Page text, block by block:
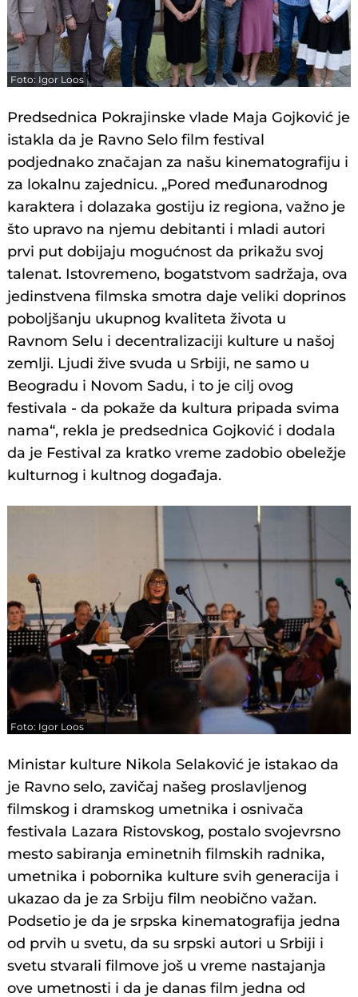
Foto: Igor Loos
Predsednica Pokrajinske vlade Maja Gojković je
istakla da je Ravno Selo film festival
podjednako značajan za našu kinematografiju i
za lokalnu zajednicu. „Pored međunarodnog
karaktera i dolazaka gostiju iz regiona, važno je
što upravo na njemu debitanti i mladi autori
prvi put dobijaju mogućnost da prikažu svoj
talenat. Istovremeno, bogatstvom sadržaja, ova
jedinstvena filmska smotra daje veliki doprinos
poboljšanju ukupnog kvaliteta života u
Ravnom Selu i decentralizaciji kulture u našoj
zemlji. Ljudi žive svuda u Srbiji, ne samo u
Beogradu i Novom Sadu, i to je cilj ovog
festivala - da pokaže da kultura pripada svima
nama“, rekla je predsednica Gojković i dodala
da je Festival za kratko vreme zadobio obeležje
kulturnog i kultnog događaja.
Foto: Igor Loos
Ministar kulture Nikola Selaković je istakao da
je Ravno selo, zavičaj našeg proslavljenog
filmskog i dramskog umetnika i osnivača
festivala Lazara Ristovskog, postalo svojevrsno
mesto sabiranja eminetnih filmskih radnika,
umetnika i pobornika kulture svih generacija i
ukazao da je za Srbiju film neobično važan.
Podsetio je da je srpska kinematografija jedna
od prvih u svetu, da su srpski autori u Srbiji i
svetu stvarali filmove još u vreme nastajanja
ove umetnosti i da je danas film jedna od